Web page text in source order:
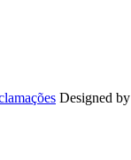
Designed by